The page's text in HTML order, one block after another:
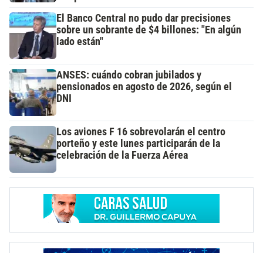
El Banco Central no pudo dar precisiones
sobre un sobrante de $4 billones: "En algún
lado están"
ANSES: cuándo cobran jubilados y
pensionados en agosto de 2026, según el
DNI
Los aviones F 16 sobrevolarán el centro
porteño y este lunes participarán de la
celebración de la Fuerza Aérea